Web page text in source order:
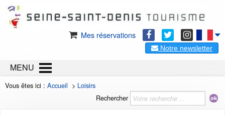
Mes réservations
Notre newsletter
MENU
Vous êtes ici : Accueil > Loisirs
Rechercher